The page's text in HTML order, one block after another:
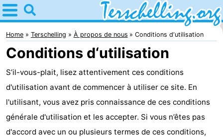
Home
Terschelling
Astuces
Avec
les
enfants
Villages
Nature
Home Terschelling À propos de nous Conditions d‘utilisation
Conditions d‘utilisation
S’il-vous-plait, lisez attentivement ces conditions
d'utilisation avant de commencer à utiliser ce site. En
l'utilisant, vous avez pris connaissance de ces conditions
générale d'utilisation et les accepter. Si vous n’êtes pas
d'accord avec un ou plusieurs termes de ces conditions,